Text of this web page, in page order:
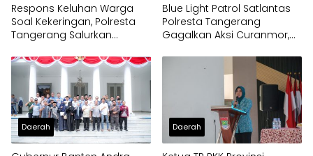
Respons Keluhan Warga
Soal Kekeringan, Polresta
Tangerang Salurkan
Panongan
Blue Light Patrol Satlantas
Polresta Tangerang
Gagalkan Aksi Curanmor,
Daerah Daerah